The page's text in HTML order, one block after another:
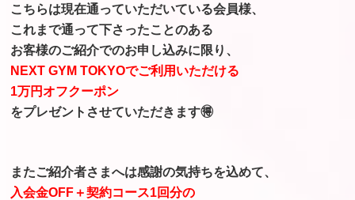
こちらは現在通っていただいている会員様、
これまで通って下さったことのある
お客様のご紹介でのお申し込みに限り、
NEXT GYM TOKYOでご利用いただける
1万円オフクーポン
をプレゼントさせていただきます🉐
またご紹介者さまへは感謝の気持ちを込めて、
入会金OFF＋契約コース1回分の